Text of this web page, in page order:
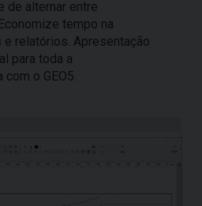
de alternar entre
tempo na
relatórios. Apresentação
para toda a
o GEO5.